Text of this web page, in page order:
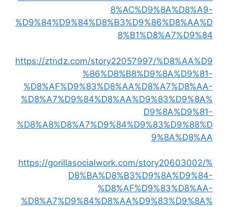
8%AC%D9%8A%D8%A9-
%D9%84%D9%84%D8%B3%D9%86%D8%AA%D
8%B1%D8%A7%D9%84
https://ztndz.com/story22057997/%D8%AA%D9
%86%D8%B8%D9%8A%D9%81-
%D8%AF%D9%83%D8%AA%D8%A7%D8%AA-
%D8%A7%D9%84%D8%AA%D9%83%D9%8A%
D9%8A%D9%81-
%D8%A8%D8%A7%D9%84%D9%83%D9%88%D
9%8A%D8%AA
https://gorillasocialwork.com/story20603002/%
D8%BA%D8%B3%D9%8A%D9%84-
%D8%AF%D9%83%D8%AA-
%D8%A7%D9%84%D8%AA%D9%83%D9%8A%